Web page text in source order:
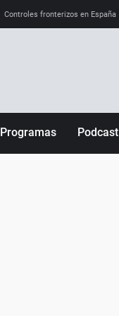
Controles fronterizos en España
Programas Podcast